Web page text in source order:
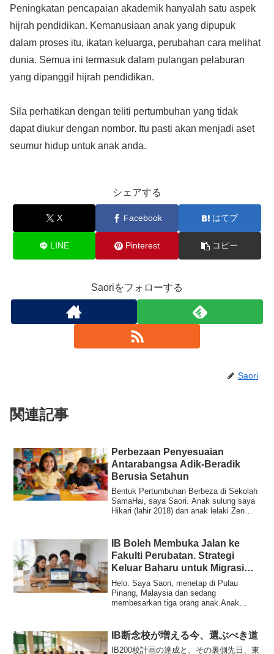
Peningkatan pencapaian akademik hanyalah satu aspek
hijrah pendidikan. Kemanusiaan anak yang dipupuk
dalam proses itu, ikatan keluarga, perubahan cara melihat
dunia. Semua ini termasuk dalam pulangan pelaburan
yang dipanggil hijrah pendidikan.
Sila perhatikan dengan teliti pertumbuhan yang tidak
dapat diukur dengan nombor. Itu pasti akan menjadi aset
seumur hidup untuk anak anda.
シェアする
X Facebook はてブ
LINE Pinterest コピー
Saoriをフォローする
Saori
関連記事
Perbezaan Penyesuaian
Antarabangsa Adik-Beradik
Berusia Setahun
Bentuk Pertumbuhan Berbeza di Sekolah
SamaHai, saya Saori. Anak sulung saya
Hikari (lahir 2018) dan anak lelaki Zen
IB Boleh Membuka Jalan ke
Fakulti Perubatan. Strategi
Keluar Baharu untuk Migrasi
Pendidikan
Helo. Saya Saori, menetap di Pulau
Pinang, Malaysia dan sedang
membesarkan tiga orang anak.Anak
IB断念校が増える今、選ぶべき道
IB200校計画の達成と、その裏側先日、東